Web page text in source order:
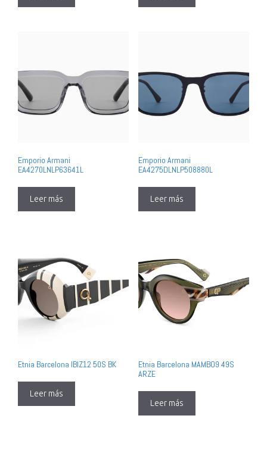
Emporio Armani
EA4270LNLP63641L
Leer más
Emporio Armani
EA4275DLNLP508880L
Leer más
Etnia Barcelona IBIZ12 50S BK
Leer más
Etnia Barcelona MAMBO9 49S
ARZE
Leer más